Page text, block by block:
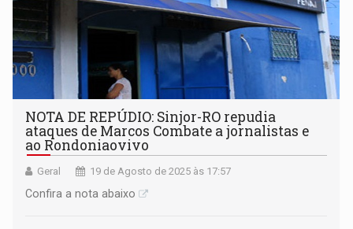
NOTA DE REPÚDIO: Sinjor-RO repudia
ataques de Marcos Combate a jornalistas e
ao Rondoniaovivo
Geral 19 de Agosto de 2025 às 17:57
Confira a nota abaixo